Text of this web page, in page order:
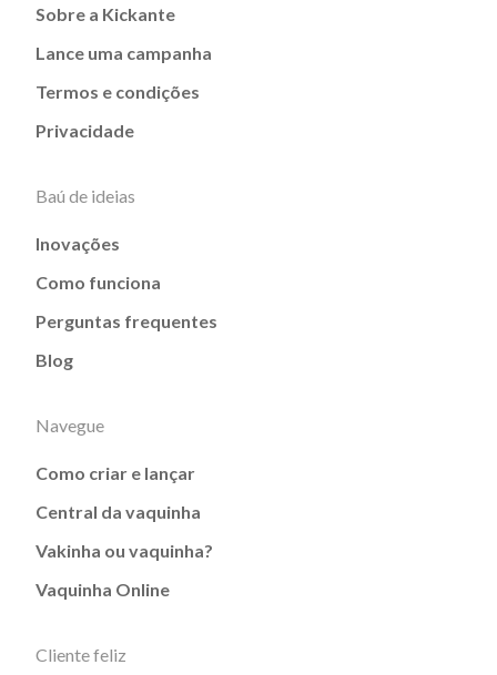
Sobre a Kickante
Lance uma campanha
Termos e condições
Privacidade
Baú de ideias
Inovações
Como funciona
Perguntas frequentes
Blog
Navegue
Como criar e lançar
Central da vaquinha
Vakinha ou vaquinha?
Vaquinha Online
Cliente feliz